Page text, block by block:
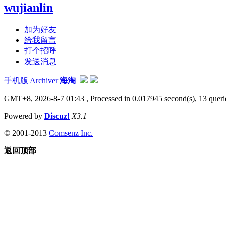
wujianlin
加为好友
给我留言
打个招呼
发送消息
手机版|Archiver|海淘
GMT+8, 2026-8-7 01:43 , Processed in 0.017945 second(s), 13
Powered by Discuz! X3.1
© 2001-2013 Comsenz Inc.
返回顶部